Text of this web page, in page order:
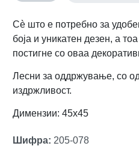
Сè што е потребно за
боја и уникатен дезен, а
постигне со оваа
Лесни за оддржување, со
издржливост.
Димензии: 45х45
Шифра: 205-078